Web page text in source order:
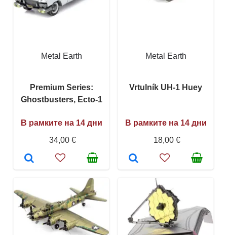
Metal Earth
Premium Series:
Ghostbusters, Ecto-1
В рамките на 14 дни
34,00 €
Metal Earth
Vrtulník UH-1 Huey
В рамките на 14 дни
18,00 €